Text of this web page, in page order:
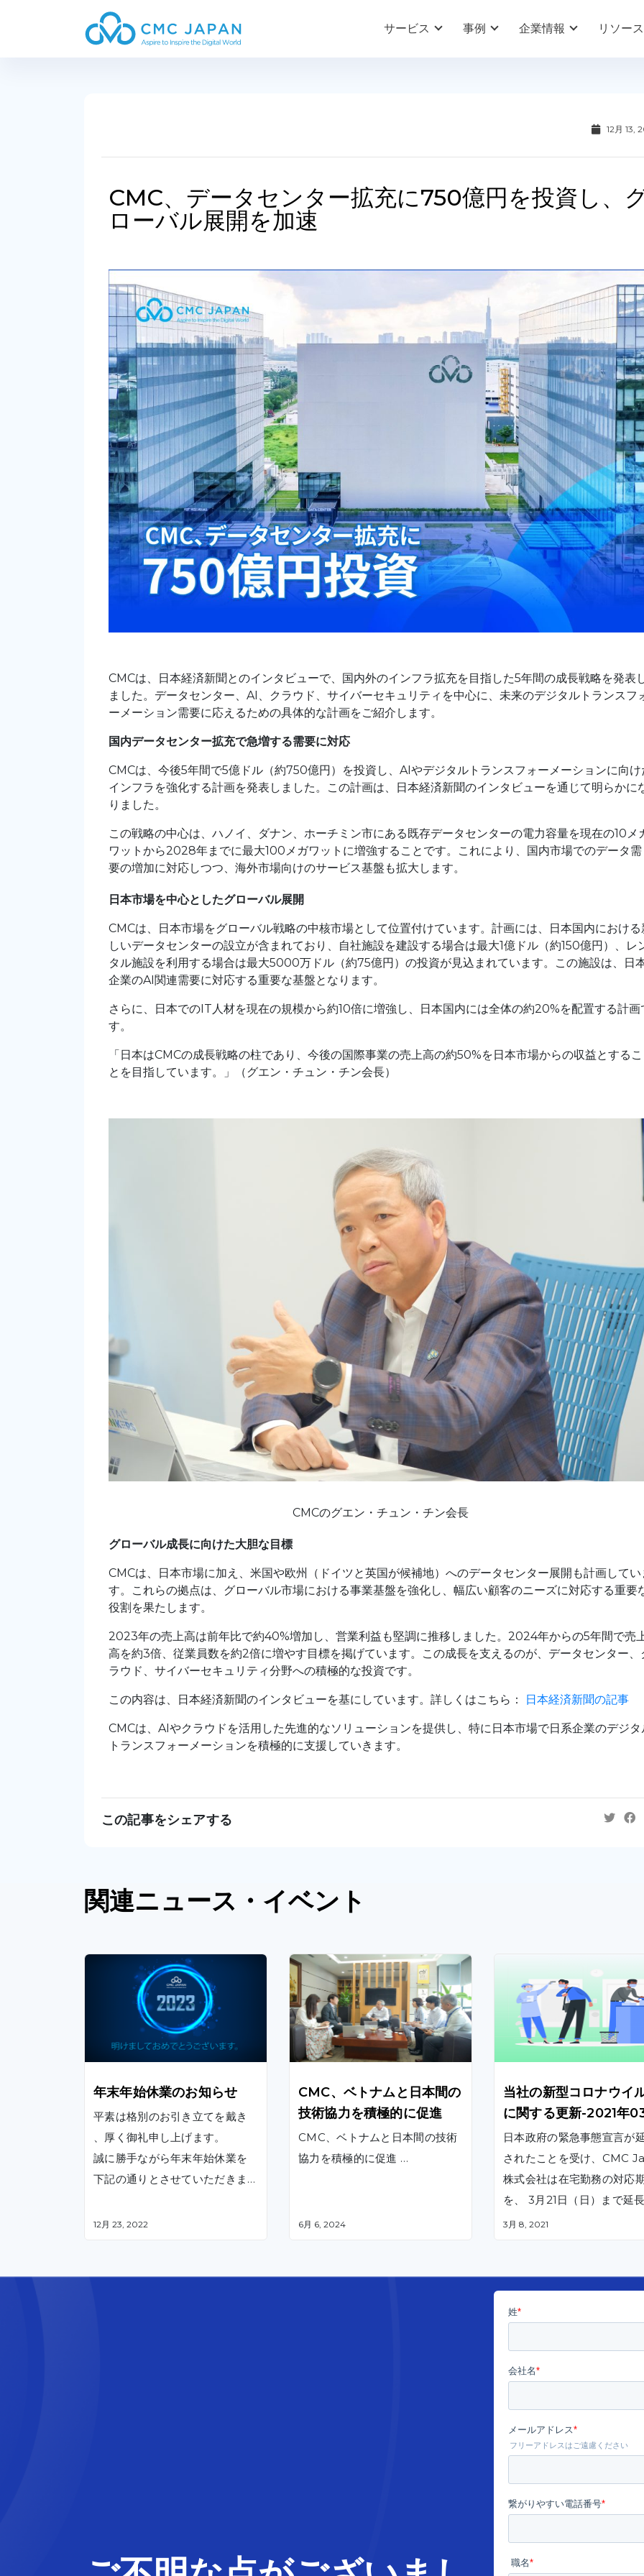
サービス 事例 企業情報 リソース
12月 13,
CMC、データセンター拡充に750億円を投資し、
ローバル展開を加速
CMCは、日本経済新聞とのインタビューで、国内外のインフラ拡充を目指した5年間の成長戦略を発表
ました。データセンター、AI、クラウド、サイバーセキュリティを中心に、未来のデジタルトランスフ
ーメーション需要に応えるための具体的な計画をご紹介します。
国内データセンター拡充で急増する需要に対応
CMCは、今後5年間で5億ドル（約750億円）を投資し、AIやデジタルトランスフォーメーションに向け
インフラを強化する計画を発表しました。この計画は、日本経済新聞のインタビューを通じて明らかに
りました。
この戦略の中心は、ハノイ、ダナン、ホーチミン市にある既存データセンターの電力容量を現在の10メ
ワットから2028年までに最大100メガワットに増強することです。これにより、国内市場でのデータ需
要の増加に対応しつつ、海外市場向けのサービス基盤も拡大します。
日本市場を中心としたグローバル展開
CMCは、日本市場をグローバル戦略の中核市場として位置付けています。計画には、日本国内における
しいデータセンターの設立が含まれており、自社施設を建設する場合は最大1億ドル（約150億円）、レ
タル施設を利用する場合は最大5000万ドル（約75億円）の投資が見込まれています。この施設は、日
企業のAI関連需要に対応する重要な基盤となります。
さらに、日本でのIT人材を現在の規模から約10倍に増強し、日本国内には全体の約20%を配置する計画
す。
「日本はCMCの成長戦略の柱であり、今後の国際事業の売上高の約50%を日本市場からの収益とするこ
とを目指しています。」（グエン・チュン・チン会長）
CMCのグエン・チュン・チン会長
グローバル成長に向けた大胆な目標
CMCは、日本市場に加え、米国や欧州（ドイツと英国が候補地）へのデータセンター展開も計画してい
す。これらの拠点は、グローバル市場における事業基盤を強化し、幅広い顧客のニーズに対応する重要
役割を果たします。
2023年の売上高は前年比で約40%増加し、営業利益も堅調に推移しました。2024年からの5年間で売
高を約3倍、従業員数を約2倍に増やす目標を掲げています。この成長を支えるのが、データセンター、
ラウド、サイバーセキュリティ分野への積極的な投資です。
この内容は、日本経済新聞のインタビューを基にしています。 詳しくはこちら ： 日本経済新聞の記事
CMCは、AIやクラウドを活用した先進的なソリューションを提供し、特に日本市場で日系企業のデジタ
トランスフォーメーションを積極的に支援していきます。
この記事をシェアする
関連ニュース ・イベント
年末年始休業のお知らせ
平素は格別のお引き立てを戴き
、厚く御礼申し上げます。
誠に勝手ながら年末年始休業を
下記の通りとさせていただきま
たします。
12月 23, 2022
CMC、ベトナムと日本間の
技術協力を積極的に促進
CMC、ベトナムと日本間の技術
協力を積極的に促進 …
6月 6, 2024
当社の新型コロナウイ
に関する更新-2021年
08日
日本政府の緊急事態宣言が
されたことを受け、CMC
株式会社は在宅勤務の対応
を、 3月21日（日）まで延
ことになりました。
3月 8, 2021